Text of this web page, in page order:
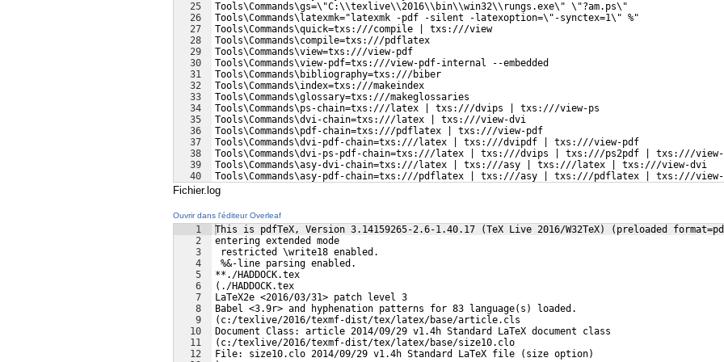
25
26
27
28
29
30
31
32
33
34
35
36
37
38
39
40
41
Tools\Commands\gs=\"C:\\texlive\\2016\\bin\\win32\\rungs.exe\" \"?am.ps\"
Tools\Commands\latexmk="latexmk -pdf -silent -latexoption=\"-synctex=1\" %"
Tools\Commands\quick=txs:///compile | txs:///view
Tools\Commands\compile=txs:///pdflatex
Tools\Commands\view=txs:///view-pdf
Tools\Commands\view-pdf=txs:///view-pdf-internal --embedded
Tools\Commands\bibliography=txs:///biber
Tools\Commands\index=txs:///makeindex
Tools\Commands\glossary=txs:///makeglossaries
Tools\Commands\ps-chain=txs:///latex | txs:///dvips | txs:///view-ps
Tools\Commands\dvi-chain=txs:///latex | txs:///view-dvi
Tools\Commands\pdf-chain=txs:///pdflatex | txs:///view-pdf
Tools\Commands\dvi-pdf-chain=txs:///latex | txs:///dvipdf | txs:///view-pdf
Tools\Commands\dvi-ps-pdf-chain=txs:///latex | txs:///dvips | txs:///ps2pdf | txs:///view-
Tools\Commands\asy-dvi-chain=txs:///latex | txs:///asy | txs:///latex | txs:///view-dvi
Tools\Commands\asy-pdf-chain=txs:///pdflatex | txs:///asy | txs:///pdflatex | txs:///view-
Tools\Commands\pre-compile=
Fichier.log
Ouvrir dans l'éditeur Overleaf
1
2
3
4
5
6
7
8
9
10
11
12
This is pdfTeX, Version 3.14159265-2.6-1.40.17 (TeX Live 2016/W32TeX) (preloaded
entering extended mode
restricted \write18 enabled.
%&-line parsing enabled.
**./HADDOCK.tex
(./HADDOCK.tex
LaTeX2e <2016/03/31> patch level 3
Babel <3.9r> and hyphenation patterns for 83 language(s) loaded.
(c:/texlive/2016/texmf-dist/tex/latex/base/article.cls
Document Class: article 2014/09/29 v1.4h Standard LaTeX document class
(c:/texlive/2016/texmf-dist/tex/latex/base/size10.clo
File: size10.clo 2014/09/29 v1.4h Standard LaTeX file (size option)